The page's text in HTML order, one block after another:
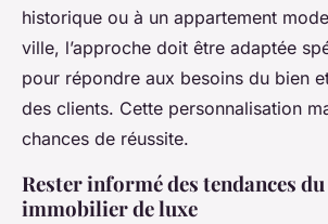
historique ou à un appartement
ville, l’approche doit être adaptée
pour répondre aux besoins du bien
des clients. Cette personnalisation
chances de réussite.
Rester informé des tendances
immobilier de luxe